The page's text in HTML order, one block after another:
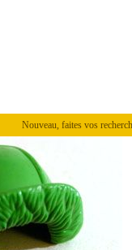
Nouveau, faites vos recherches en